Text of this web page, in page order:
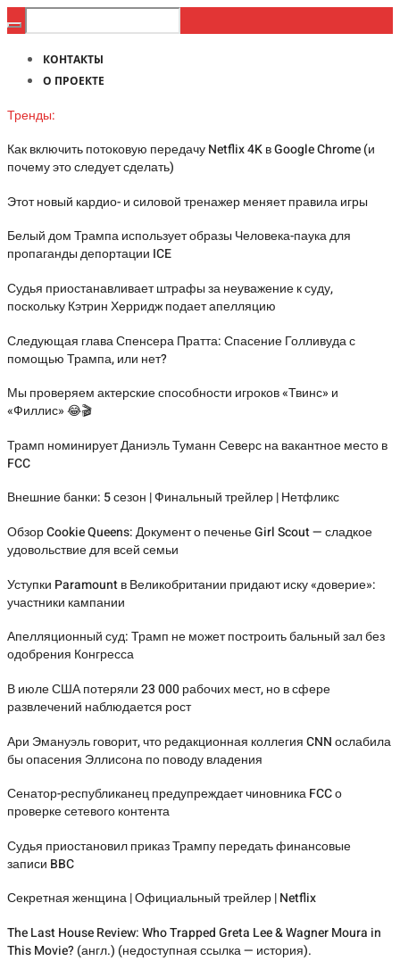
КОНТАКТЫ
О ПРОЕКТЕ
Тренды:
Как включить потоковую передачу Netflix 4K в Google Chrome (и
почему это следует сделать)
Этот новый кардио- и силовой тренажер меняет правила игры
Белый дом Трампа использует образы Человека-паука для
пропаганды депортации ICE
Судья приостанавливает штрафы за неуважение к суду,
поскольку Кэтрин Херридж подает апелляцию
Следующая глава Спенсера Пратта: Спасение Голливуда с
помощью Трампа, или нет?
Мы проверяем актерские способности игроков «Твинс» и
«Филлис» 😂🎬
Трамп номинирует Даниэль Туманн Северс на вакантное место в
FCC
Внешние банки: 5 сезон | Финальный трейлер | Нетфликс
Обзор Cookie Queens: Документ о печенье Girl Scout — сладкое
удовольствие для всей семьи
Уступки Paramount в Великобритании придают иску «доверие»:
участники кампании
Апелляционный суд: Трамп не может построить бальный зал без
одобрения Конгресса
В июле США потеряли 23 000 рабочих мест, но в сфере
развлечений наблюдается рост
Ари Эмануэль говорит, что редакционная коллегия CNN ослабила
бы опасения Эллисона по поводу владения
Сенатор-республиканец предупреждает чиновника FCC о
проверке сетевого контента
Судья приостановил приказ Трампу передать финансовые
записи BBC
Секретная женщина | Официальный трейлер | Netflix
The Last House Review: Who Trapped Greta Lee & Wagner Moura in
This Movie? (англ.) (недоступная ссылка — история).